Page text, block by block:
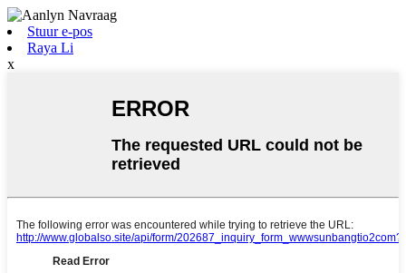
Stuur e-pos
Raya Li
x